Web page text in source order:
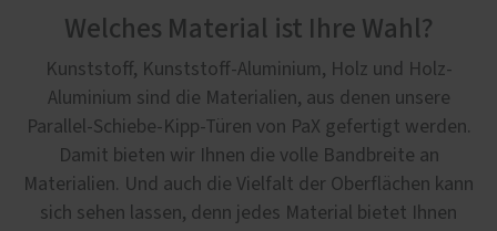
Welches Material ist Ihre Wahl?
Kunststoff, Kunststoff-Aluminium, Holz und Holz-
Aluminium sind die Materialien, aus denen unsere
Parallel-Schiebe-Kipp-Türen von PaX gefertigt werden.
Damit bieten wir Ihnen die volle Bandbreite an
Materialien. Und auch die Vielfalt der Oberflächen kann
sich sehen lassen, denn jedes Material bietet Ihnen